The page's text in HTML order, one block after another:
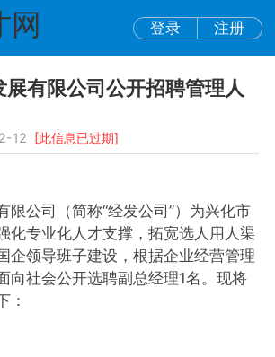
登录 注册
展有限公司公开招聘管理人
12 [此信息已过期]
限公司（简称“经发公司”）为兴化市
化专业化人才支撑，拓宽选人用人渠
企领导班子建设，根据企业经营管理
向社会公开选聘副总经理1名。现将
：